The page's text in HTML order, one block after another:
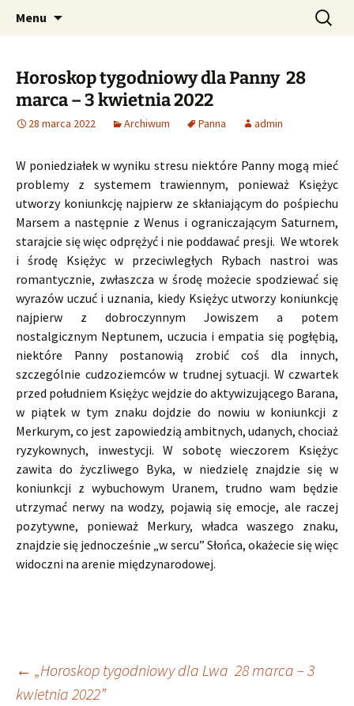
CzaroMarowy horoskop
dzienny, miesięczny i
tygodniowy
Profesjonalne przepowiednie astrologiczne
Menu Szukaj:
Horoskop tygodniowy dla Panny 28
marca – 3 kwietnia 2022
28 marca 2022 Archiwum Panna admin
W poniedziałek w wyniku stresu niektóre Panny mogą mieć
problemy z systemem trawiennym, ponieważ Księżyc
utworzy koniunkcję najpierw ze skłaniającym do pośpiechu
Marsem a następnie z Wenus i ograniczającym Saturnem,
starajcie się więc odprężyć i nie poddawać presji. We wtorek
i środę Księżyc w przeciwległych Rybach nastroi was
romantycznie, zwłaszcza w środę możecie spodziewać się
wyrazów uczuć i uznania, kiedy Księżyc utworzy koniunkcję
najpierw z dobroczynnym Jowiszem a potem
nostalgicznym Neptunem, uczucia i empatia się pogłębią,
niektóre Panny postanowią zrobić coś dla innych,
szczególnie cudzoziemców w trudnej sytuacji. W czwartek
przed południem Księżyc wejdzie do aktywizującego Barana,
w piątek w tym znaku dojdzie do nowiu w koniunkcji z
Merkurym, co jest zapowiedzią ambitnych, udanych, chociaż
ryzykownych, inwestycji. W sobotę wieczorem Księżyc
zawita do życzliwego Byka, w niedzielę znajdzie się w
koniunkcji z wybuchowym Uranem, trudno wam będzie
utrzymać nerwy na wodzy, pojawią się emocje, ale raczej
pozytywne, ponieważ Merkury, władca waszego znaku,
znajdzie się jednocześnie „w sercu” Słońca, okażecie się więc
widoczni na arenie międzynarodowej.
Nawigacja
← „Horoskop tygodniowy dla Lwa 28 marca – 3
kwietnia 2022”